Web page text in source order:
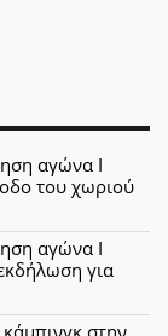
αγώνα Ι
του χωριού
αγώνα Ι
για
στην